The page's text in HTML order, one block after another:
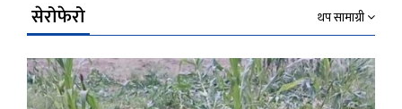
सेरोफेरो थप सामाग्री